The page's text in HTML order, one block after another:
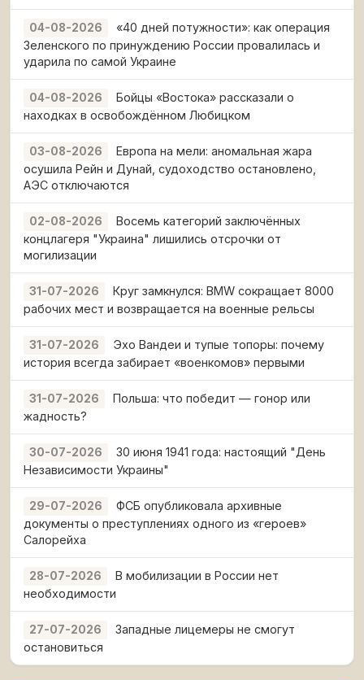
04-08-2026
«40 дней потужности»: как операция
Зеленского по принуждению России провалилась и
ударила по самой Украине
04-08-2026
Бойцы «Востока» рассказали о
находках в освобождённом Любицком
03-08-2026
Европа на мели: аномальная жара
осушила Рейн и Дунай, судоходство остановлено,
АЭС отключаются
02-08-2026
Восемь категорий заключённых
концлагеря "Украина" лишились отсрочки от
могилизации
31-07-2026
Круг замкнулся: BMW сокращает 8000
рабочих мест и возвращается на военные рельсы
31-07-2026
Эхо Вандеи и тупые топоры: почему
история всегда забирает «военкомов» первыми
31-07-2026
Польша: что победит — гонор или
жадность?
30-07-2026
30 июня 1941 года: настоящий "День
Независимости Украины"
29-07-2026
ФСБ опубликовала архивные
документы о преступлениях одного из «героев»
Салорейха
28-07-2026
В мобилизации в России нет
необходимости
27-07-2026
Западные лицемеры не смогут
остановиться